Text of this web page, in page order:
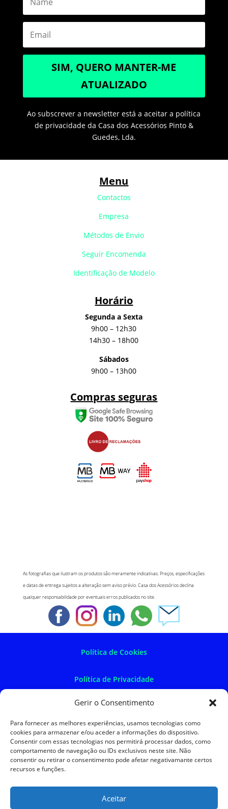
Gerir o Consentimento
Para fornecer as melhores experiências, usamos tecnologias como
cookies para armazenar e/ou aceder a informações do dispositivo.
Consentir com essas tecnologias nos permitirá processar dados, como
comportamento de navegação ou IDs exclusivos neste site. Não
consentir ou retirar o consentimento pode afetar negativamante certos
recursos e funções.
Aceitar
SIM, QUERO MANTER-ME
ATUALIZADO
Ao subscrever a newsletter está a aceitar a política
de privacidade da Casa dos Acessórios Pinto &
Guedes, Lda.
Menu
Contactos
Empresa
Métodos de Envio
Seguir Encomenda
Identificação de Modelo
Horário
Segunda a Sexta
9h00 – 12h30
14h30 – 18h00
Sábados
9h00 – 13h00
Compras seguras
As fotografias que ilustram os produtos são meramente indicativas. Preços, especificações
e datas de entrega sujeitos a alteração sem aviso prévio. Casa dos Acessórios declina
qualquer responsabilidade por eventuais erros publicados no site.
Política de Cookies
Política de Privacidade
Política de Devoluções
Termos e Condições
Resolução de Litígios
SKySIGMA